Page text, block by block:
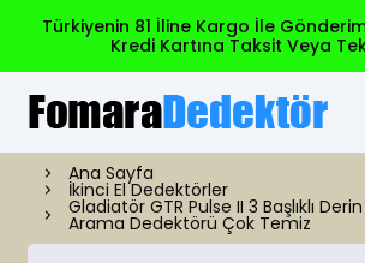
Türkiyenin 81 İline Kargo İle
Kredi Kartına Taksit Veya
Ana Sayfa
İkinci El Dedektörler
Gladiatör GTR Pulse II 3 Başlıklı Derin
Arama Dedektörü Çok Temiz